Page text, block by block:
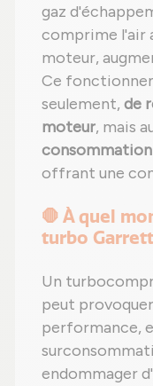
gaz
comprime l'air
moteur,
Ce
seulement, de
moteur, mais
offrant une
🛑 À quel
turbo
Un
peut
performance,
endommager